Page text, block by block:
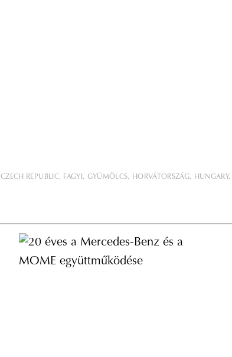
CZECH REPUBLIC FAGYI GYÜMÖLCS HORVÁTORSZÁG HUNGARY